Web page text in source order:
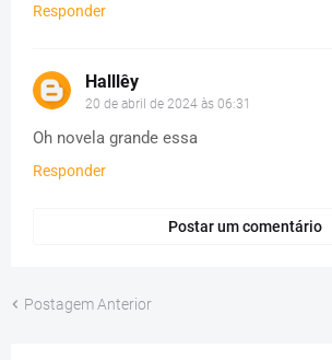
Responder
Halllêy
20 de abril de 2024 às 06:31
Oh novela grande essa
Responder
Postar um comentário
Postagem Anterior